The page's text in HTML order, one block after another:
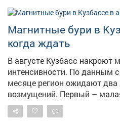
Магнитные бури в
когда ждать
В августе Кузбасс накроют
интенсивности. По данным сервиса Time-in, в текущем
месяце регион ожидают
возмущений. Первый –
августа. Второй, более
магнитная буря с 18 по 19